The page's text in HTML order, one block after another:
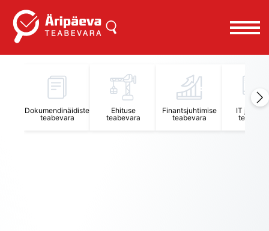
Dokumendinäidiste
teabevara
Ehituse
teabevara
Finantsjuhtimise
teabevara
IT